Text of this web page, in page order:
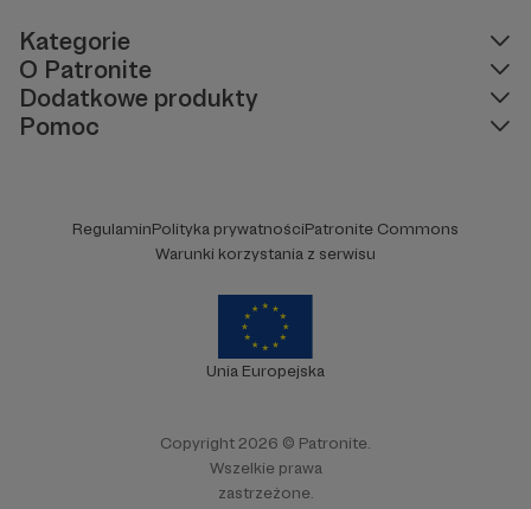
Kategorie
O Patronite
Dodatkowe produkty
Pomoc
RegulaminPolityka prywatnościPatronite Commons
Warunki korzystania z serwisu
Unia Europejska
Copyright 2026 © Patronite.
Wszelkie prawa
zastrzeżone.